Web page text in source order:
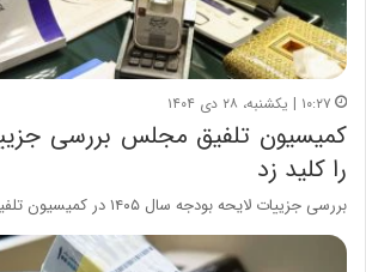
۱۰:۲۷ | یکشنبه، ۲۸ دی ۱۴۰۴
را کلید زد
بررسی جزییات لایحه بودجه سال ۱۴۰۵ در کمیسیون تلفیق آغاز شد.